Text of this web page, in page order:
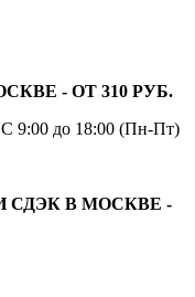
- ОТ 310 РУБ.
С 9:00 до 18:00 (Пн-Пт)
СДЭК В МОСКВЕ -